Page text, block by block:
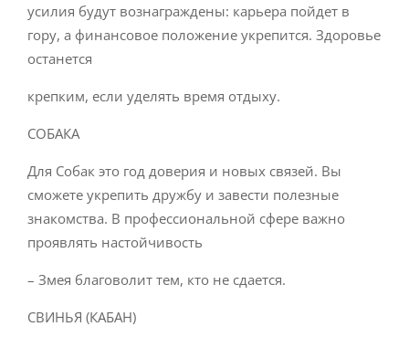
усилия будут вознаграждены: карьера пойдет в
гору, а финансовое положение укрепится. Здоровье
останется
крепким, если уделять время отдыху.
СОБАКА
Для Собак это год доверия и новых связей. Вы
сможете укрепить дружбу и завести полезные
знакомства. В профессиональной сфере важно
проявлять настойчивость
– Змея благоволит тем, кто не сдается.
СВИНЬЯ (КАБАН)